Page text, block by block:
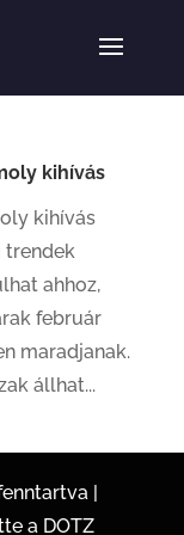
kihívás
kihívás
trendek
ahhoz,
február
maradjanak.
állhat...
|
a DOTZ